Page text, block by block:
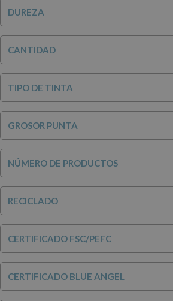
DUREZA
CANTIDAD
TIPO DE TINTA
GROSOR PUNTA
NÚMERO DE PRODUCTOS
RECICLADO
CERTIFICADO FSC/PEFC
CERTIFICADO BLUE ANGEL